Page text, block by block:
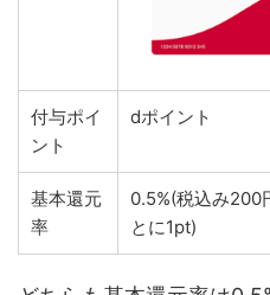
付与ポイ
ント
dポイント
基本還元
率
0.5%(税込み200
とに1pt)